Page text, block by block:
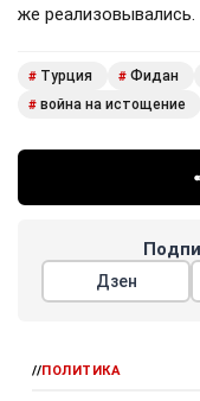
же реализовывались.
# Турция # Фидан
# война на истощение
Дзен
//ПОЛИТИКА